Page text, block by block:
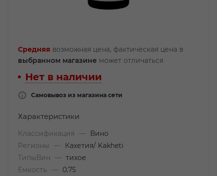
Средняя возможная цена, фактическая цена в
выбранном магазине может отличаться
Нет в наличии
Самовывоз из магазина сети
Характеристики
Классификация —
Вино
Регионы
—
Кахетия/ Kakheti
ТипыВин
— тихое
Емкость
—
0.75